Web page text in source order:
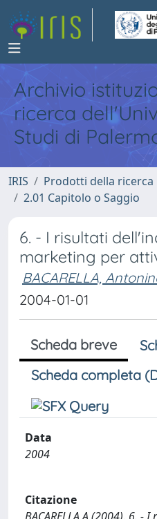
Archivio
ricerca
Studi di
IRIS Prodotti della ricerca
2.01 Capitolo o Saggio
6. - I risultati
marketing per
BACARELLA,
2004-01-01
Scheda breve
Scheda completa
Data
2004
Citazione
BACARELLA A (2004). 6. -